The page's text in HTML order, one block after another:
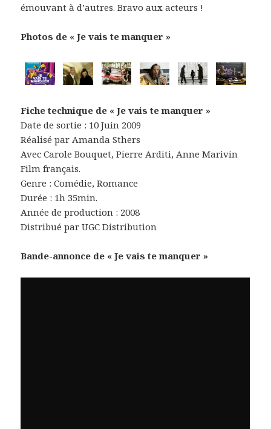
émouvant à d’autres. Bravo aux acteurs !
Photos de « Je vais te manquer »
Fiche technique de « Je vais te manquer »
Date de sortie : 10 Juin 2009
Réalisé par Amanda Sthers
Avec Carole Bouquet, Pierre Arditi, Anne Marivin
Film français.
Genre : Comédie, Romance
Durée : 1h 35min.
Année de production : 2008
Distribué par UGC Distribution
Bande-annonce de « Je vais te manquer »